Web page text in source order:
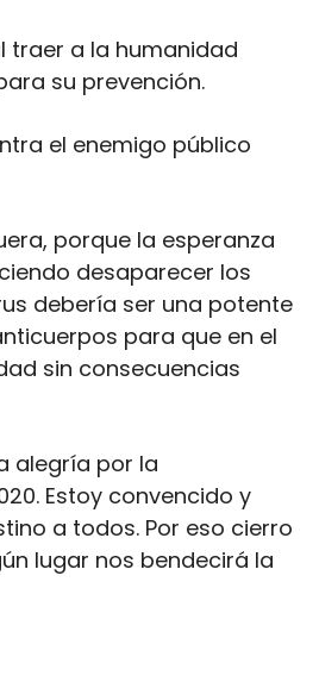
traer a la humanidad
su prevención.
el enemigo público
porque la esperanza
desaparecer los
debería ser una potente
para que en el
sin consecuencias
alegría por la
Estoy convencido y
a todos. Por eso cierro
lugar nos bendecirá la